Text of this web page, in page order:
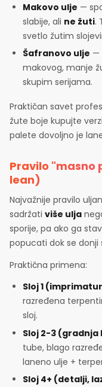
Makovo ulje —
slabije, ali ne žuti.
svetlo žutim
Šafranovo ulje —
makovog, manje
skupim serijama.
Praktičan savet
žute boje kupujte
palete dovoljno je
Pravilo "masno
lean)
Najvažnije pravilo
sadržati više ulja
sporije, pa ako ga
popucati dok se donji
Praktična primena:
Sloj 1
razređena
sloj.
Sloj 2-3
tube, blago
laneno ulje +
Sloj 4+ (detalji,